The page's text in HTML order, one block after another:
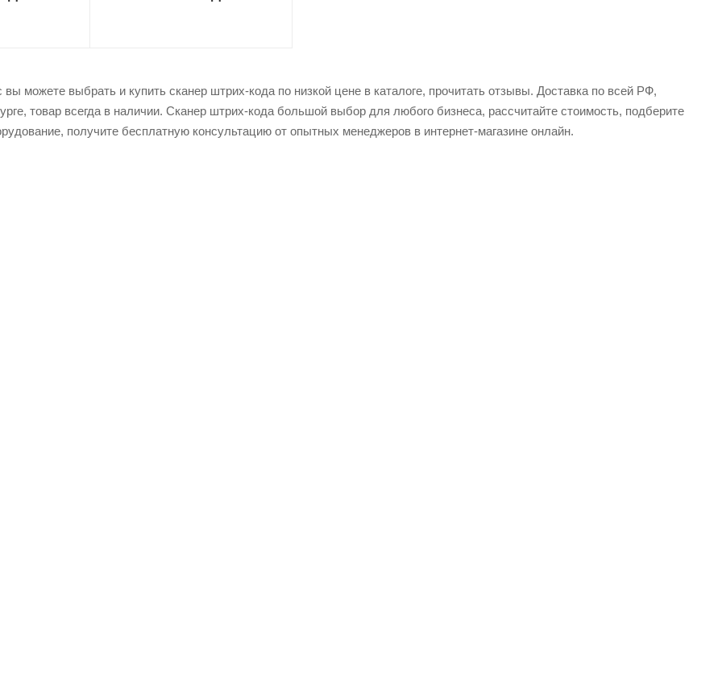
можете выбрать и купить сканер штрих-кода по низкой цене в каталоге, прочитать отзывы. Доставка по всей РФ,
товар всегда в наличии. Сканер штрих-кода большой выбор для любого бизнеса, рассчитайте стоимость, подберите
получите бесплатную консультацию от опытных менеджеров в интернет-магазине онлайн.